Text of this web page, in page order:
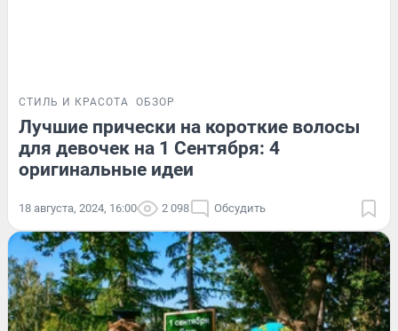
СТИЛЬ И КРАСОТА ОБЗОР
Лучшие прически на короткие волосы
для девочек на 1 Сентября: 4
оригинальные идеи
18 августа, 2024, 16:00 2 098 Обсудить